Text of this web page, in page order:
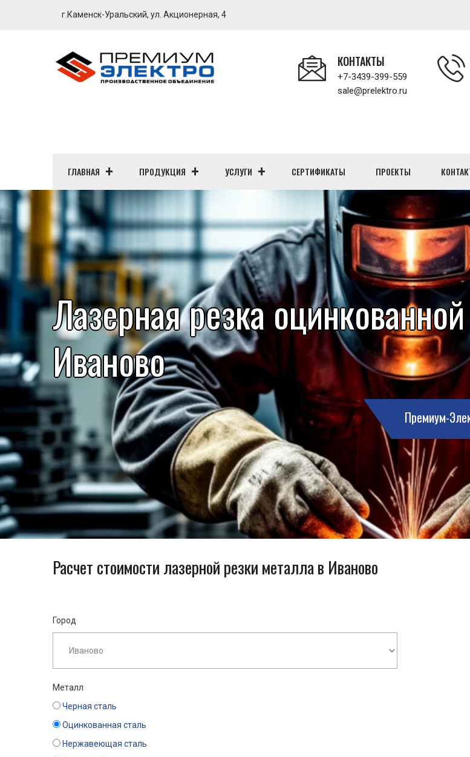
г.Каменск-Уральский, ул. Акционерная, 4
КОНТАКТЫ
+7-3439-399-559
sale@prelektro.ru
ГЛАВНАЯ ПРОДУКЦИЯ УСЛУГИ СЕРТИФИКАТЫ ПРОЕКТЫ
Лазерная резка
Иваново
Премиум-
Расчет стоимости лазерной резки металла в Иваново
Город
Металл
Черная сталь
Оцинкованная сталь
Нержавеющая сталь